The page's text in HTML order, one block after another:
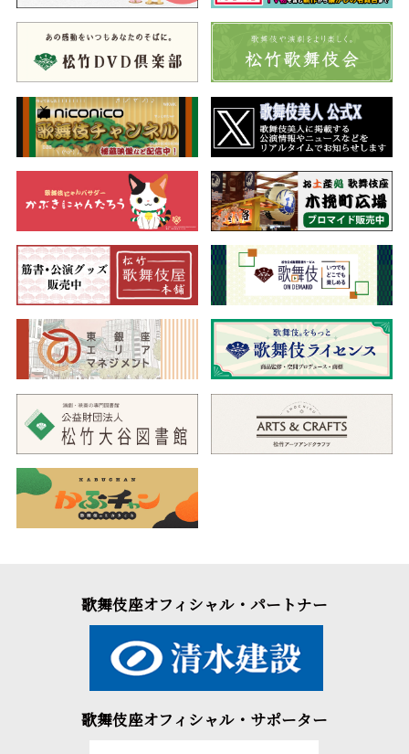
歌舞伎座オフィシャル・パートナー
歌舞伎座オフィシャル・サポーター